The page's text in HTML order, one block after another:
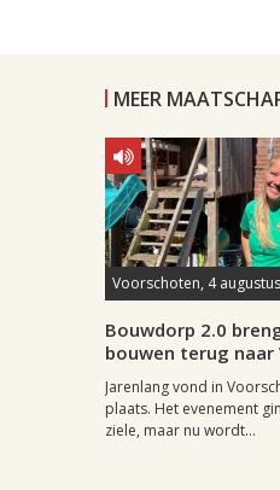
MEER
Voorschoten, 4
Bouwdorp 2.0
bouwen terug
Jarenlang vond in
plaats. Het evenement
ziele, maar nu wordt...